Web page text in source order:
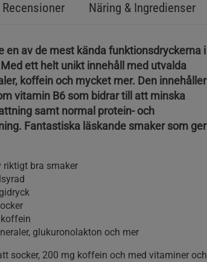
Recensioner Näring & Ingredienser
en av de mest kända funktionsdryckerna i
ett helt unikt innehåll med utvalda
koffein och mycket mer. Den innehåller
vitamin B6 som bidrar till att minska
samt normal protein- och
Fantastiska läskande smaker som ger
riktigt bra smaker
glukuronolakton och mer
socker, 200 mg koffein och med vitaminer och